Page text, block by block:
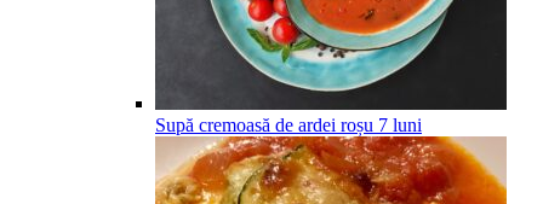
Supă cremoasă de ardei roșu 7 luni